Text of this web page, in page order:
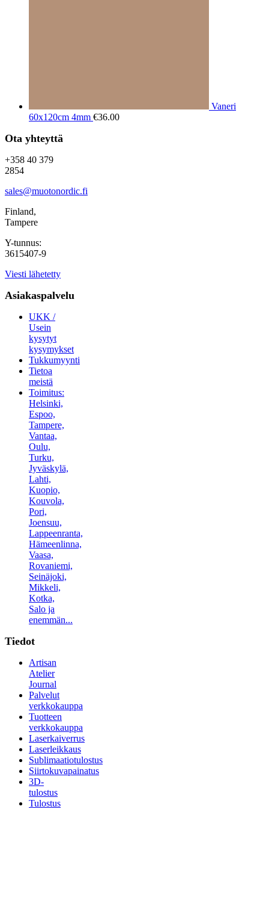
Vaneri
60x120cm 4mm €36.00
Ota yhteyttä
+358 40 379
2854
sales@muotonordic.fi
Finland,
Tampere
Y-tunnus:
3615407-9
Viesti lähetetty
Asiakaspalvelu
UKK /
Usein
kysytyt
kysymykset
Tukkumyynti
Tietoa
meistä
Toimitus:
Helsinki,
Espoo,
Tampere,
Vantaa,
Oulu,
Turku,
Jyväskylä,
Lahti,
Kuopio,
Kouvola,
Pori,
Joensuu,
Lappeenranta,
Hämeenlinna,
Vaasa,
Rovaniemi,
Seinäjoki,
Mikkeli,
Kotka,
Salo ja
enemmän...
Tiedot
Artisan
Atelier
Journal
Palvelut
verkkokauppa
Tuotteen
verkkokauppa
Laserkaiverrus
Laserleikkaus
Sublimaatiotulostus
Siirtokuvapainatus
3D-
tulostus
Tulostus